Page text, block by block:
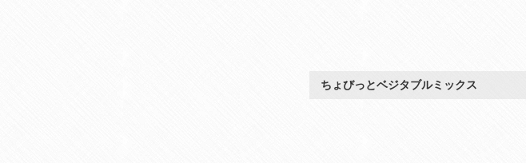
ちょびっとベジタブルミックス